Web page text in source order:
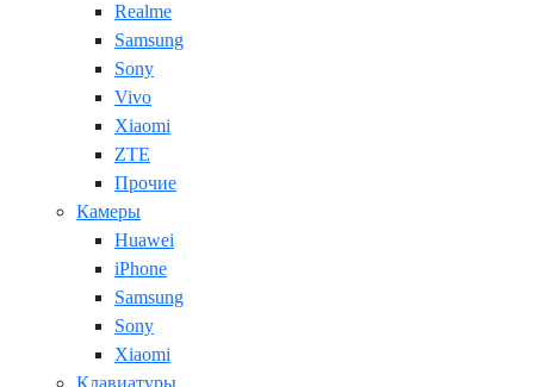
Realme
Samsung
Sony
Vivo
Xiaomi
ZTE
Прочие
Камеры
Huawei
iPhone
Samsung
Sony
Xiaomi